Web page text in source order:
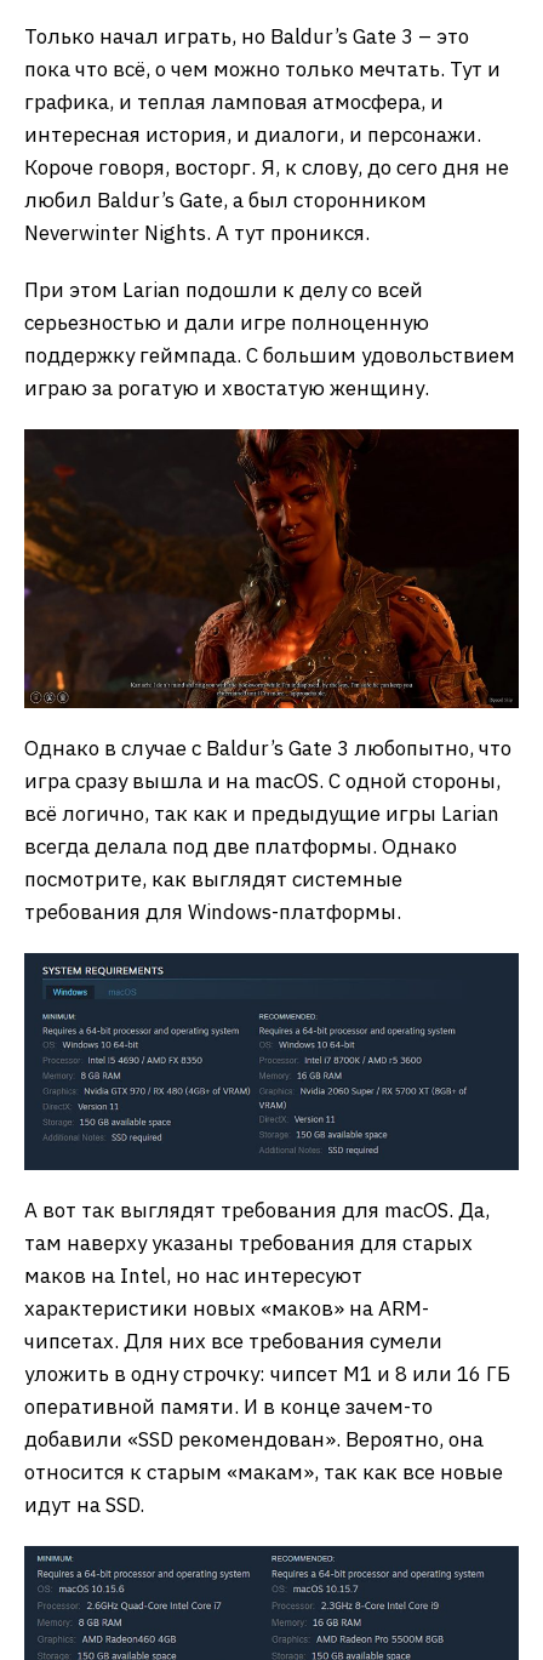
Только начал играть, но Baldur’s Gate 3 – это
пока что всё, о чем можно только мечтать. Тут и
графика, и теплая ламповая атмосфера, и
интересная история, и диалоги, и персонажи.
Короче говоря, восторг. Я, к слову, до сего дня не
любил Baldur’s Gate, а был сторонником
Neverwinter Nights. А тут проникся.
При этом Larian подошли к делу со всей
серьезностью и дали игре полноценную
поддержку геймпада. С большим удовольствием
играю за рогатую и хвостатую женщину.
Однако в случае с Baldur’s Gate 3 любопытно, что
игра сразу вышла и на macOS. С одной стороны,
всё логично, так как и предыдущие игры Larian
всегда делала под две платформы. Однако
посмотрите, как выглядят системные
требования для Windows-платформы.
А вот так выглядят требования для macOS. Да,
там наверху указаны требования для старых
маков на Intel, но нас интересуют
характеристики новых «маков» на ARM-
чипсетах. Для них все требования сумели
уложить в одну строчку: чипсет M1 и 8 или 16 ГБ
оперативной памяти. И в конце зачем-то
добавили «SSD рекомендован». Вероятно, она
относится к старым «макам», так как все новые
идут на SSD.